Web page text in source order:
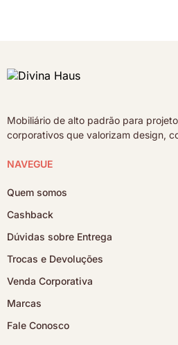
Mobiliário de alto padrão para
corporativos que valorizam design,
NAVEGUE
Quem somos
Cashback
Dúvidas sobre Entrega
Trocas e Devoluções
Venda Corporativa
Marcas
Fale Conosco